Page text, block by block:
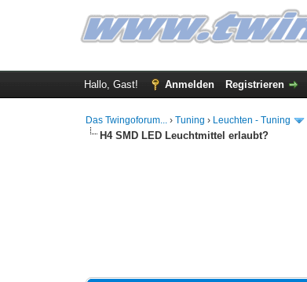
Hallo, Gast! Anmelden Registrieren
Das Twingoforum... ›Tuning › Leuchten - Tuning
H4 SMD LED Leuchtmittel erlaubt?